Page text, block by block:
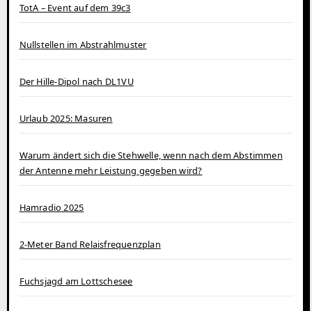
TotA – Event auf dem 39c3
Nullstellen im Abstrahlmuster
Der Hille-Dipol nach DL1VU
Urlaub 2025: Masuren
Warum ändert sich die Stehwelle, wenn nach dem Abstimmen
der Antenne mehr Leistung gegeben wird?
Hamradio 2025
2-Meter Band Relaisfrequenzplan
Fuchsjagd am Lottschesee